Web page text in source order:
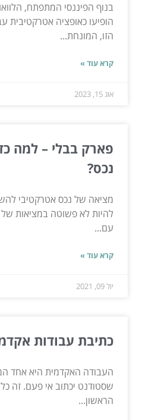
הופיעו כאופציה אטרקטיבית
הזו, המונחת...
קרא עוד »
אוג 15, 2023
פארק בבלי – למה
נכס?
מציאה של נכס אטרקטיבי
להיות לא פשוטה במציאות של
עם...
קרא עוד »
יול 09, 2021
כתיבת עבודות
העבודה האקדמית היא אחד
שסטודנט יכתוב אי פעם. זה
הראשון...